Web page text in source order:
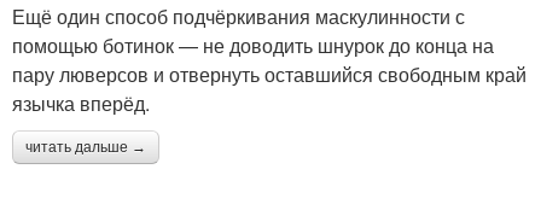
Ещё один способ подчёркивания маскулинности с
помощью ботинок — не доводить шнурок до конца на
пару люверсов и отвернуть оставшийся свободным край
язычка вперёд.
читать дальше →